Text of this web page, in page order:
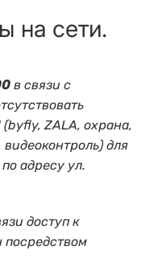
на сети.
в связи с
ZALA, охрана,
видеоконтроль) для
адресу ул.
доступ к